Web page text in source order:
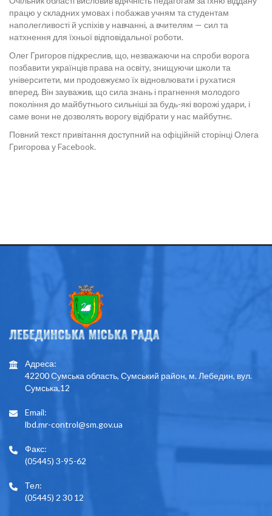
працю у складних умовах і побажав учням та студентам
наполегливості й успіхів у навчанні, а вчителям — сил та
натхнення для їхньої відповідальної роботи.
Олег Григоров підкреслив, що, незважаючи на спроби ворога
позбавити українців права на освіту, знищуючи школи та
університети, ми продовжуємо їх відновлювати і рухатися
вперед. Він зауважив, що сила знань і прагнення молодого
покоління до майбутнього сильніші за будь-які ворожі удари, і
саме вони не дозволять ворогу відібрати у нас майбутнє.
Повний текст привітання доступний на офіційній сторінці Олега
Григорова у Facebook.
Адреса:
42200 Сумська область, Сумський район, м. Лебедин, вул.
Сумська,12
Email:
lbd.mr-control@sm.gov.ua
Факс:
(05445) 3-95-62
Тел:
(05445) 2 30 12